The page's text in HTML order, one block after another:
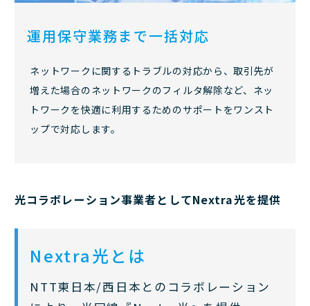
運用保守業務まで一括対応
ネットワークに関するトラブルの対応から、取引先が
増えた場合のネットワークのフィルタ解除など、ネッ
トワークを快適に利用するためのサポートをワンスト
ップで対応します。
光コラボレーション事業者としてNextra光を提供
Nextra光とは
NTT東日本/西日本とのコラボレーション